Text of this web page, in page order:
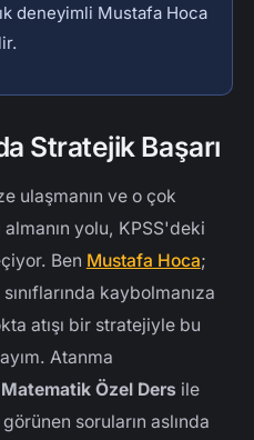
Özel Ders
Özel Ders
Zamanlama ve Nokta
ve Sınav Kaygısı
Nelere Bakmalı?
Sevincini Birlikte
deneyimli Mustafa Hoca
Stratejik Başarı
ulaşmanın ve o çok
yolu, KPSS'deki
Ben Mustafa Hoca;
kaybolmanıza
atışı bir stratejiyle bu
Atanma
Matematik Özel Dersile
soruların aslında